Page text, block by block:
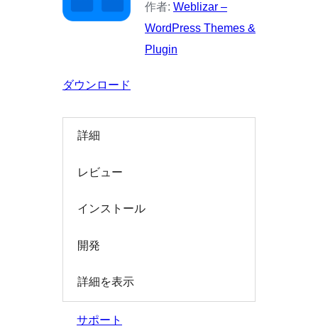
作者: Weblizar –
WordPress Themes &
Plugin
ダウンロード
詳細
レビュー
インストール
開発
詳細を表示
サポート